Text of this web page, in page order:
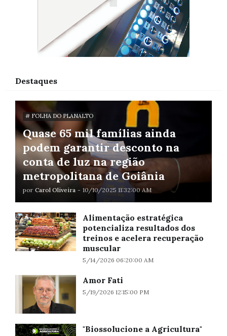
Destaques
# FOLHA DO PLANALTO
Quase 65 mil famílias ainda
podem garantir desconto na
conta de luz na região
metropolitana de Goiânia
por Carol Oliveira - 10/10/2025 11:32:00 AM
Alimentação estratégica
potencializa resultados dos
treinos e acelera recuperação
muscular
5/14/2026 06:20:00 AM
Amor Fati
5/19/2026 12:15:00 PM
"Biossolucione a Agricultura"